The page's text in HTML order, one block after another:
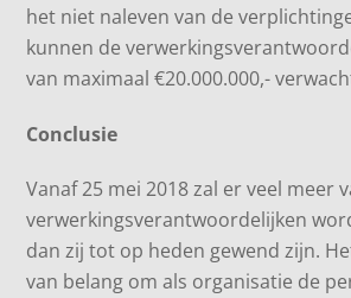
het niet naleven van de
kunnen de
van maximaal €20.000.000,-
Conclusie
Vanaf 25 mei 2018 zal er veel meer
verwerkingsverantwoordelijken
dan zij tot op heden gewend zijn.
van belang om als organisatie de